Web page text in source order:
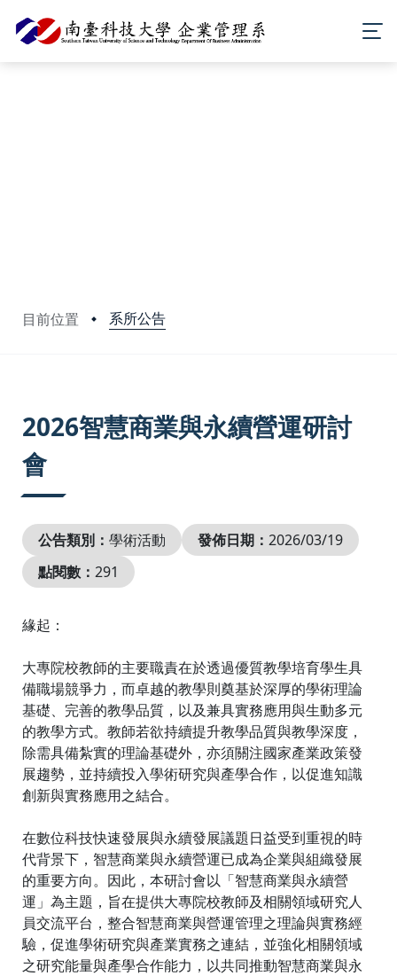
目前位置 系所公告
2026智慧商業與永續營運研討
會
公告類別： 學術活動 發佈日期： 2026/03/19
點閱數： 291
緣起：
大專院校教師的主要職責在於透過優質教學培育學生具
備職場競爭力，而卓越的教學則奠基於深厚的學術理論
基礎、完善的教學品質，以及兼具實務應用與生動多元
的教學方式。教師若欲持續提升教學品質與教學深度，
除需具備紮實的理論基礎外，亦須關注國家產業政策發
展趨勢，並持續投入學術研究與產學合作，以促進知識
創新與實務應用之結合。
在數位科技快速發展與永續發展議題日益受到重視的時
代背景下，智慧商業與永續營運已成為企業與組織發展
的重要方向。因此，本研討會以「智慧商業與永續營
運」為主題，旨在提供大專院校教師及相關領域研究人
員交流平台，整合智慧商業與營運管理之理論與實務經
驗，促進學術研究與產業實務之連結，並強化相關領域
之研究能量與產學合作能力，以共同推動智慧商業與永